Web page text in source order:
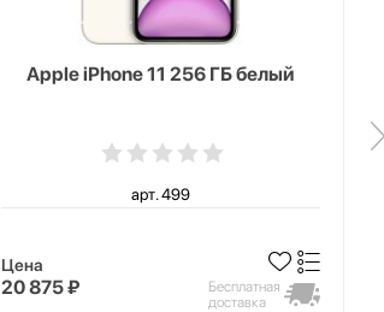
Apple iPhone 11 256 ГБ белый
арт. 499
Цена
20 875 ₽
Бесплатная
доставка